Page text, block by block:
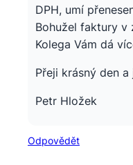
DPH, umí
Bohužel faktury v
Kolega Vám dá
Přeji krásný den
Petr Hložek
Odpovědět